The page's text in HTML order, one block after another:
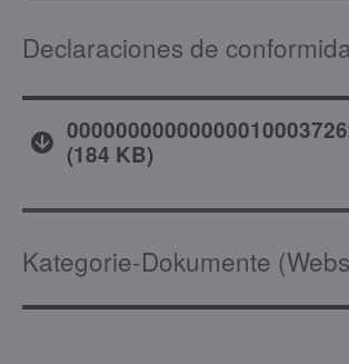
Declaraciones de
(184 KB)
Kategorie-Dokumente